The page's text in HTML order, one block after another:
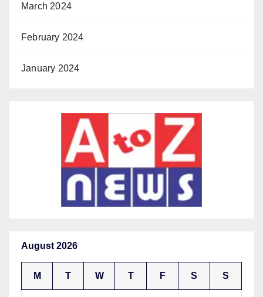
March 2024
February 2024
January 2024
August 2026
M T W T F S S